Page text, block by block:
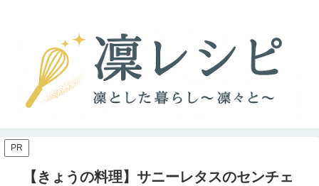
PR
【きょうの料理】サニーレタスのセンチェ